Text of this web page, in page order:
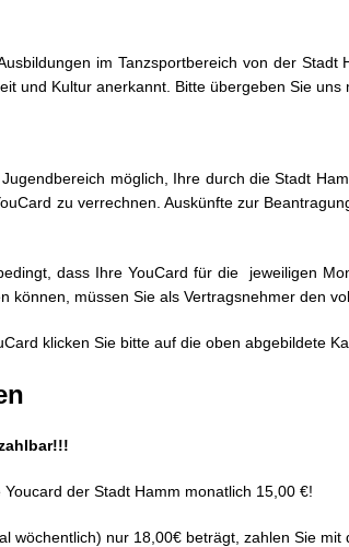
im Tanzsportbereich von der
und Kultur anerkannt. Bitte übergeben Sie uns
möglich, Ihre durch die Stadt
zu verrechnen. Auskünfte zur
dass Ihre YouCard für die jeweiligen
können, müssen Sie als Vertragsnehmer den
klicken Sie bitte auf die oben abgebildete
der Stadt Hamm monatlich 15,00 €!
wöchentlich) nur 18,00€ beträgt, zahlen Sie